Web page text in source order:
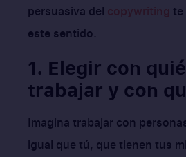
persuasiva del copywriting te
este sentido.
1. Elegir con
trabajar y con
Imagina trabajar con
igual que tú, que tienen tus